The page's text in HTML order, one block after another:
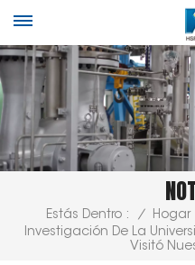
Estás Dentro : / Hogar
Investigación De La
Visitó